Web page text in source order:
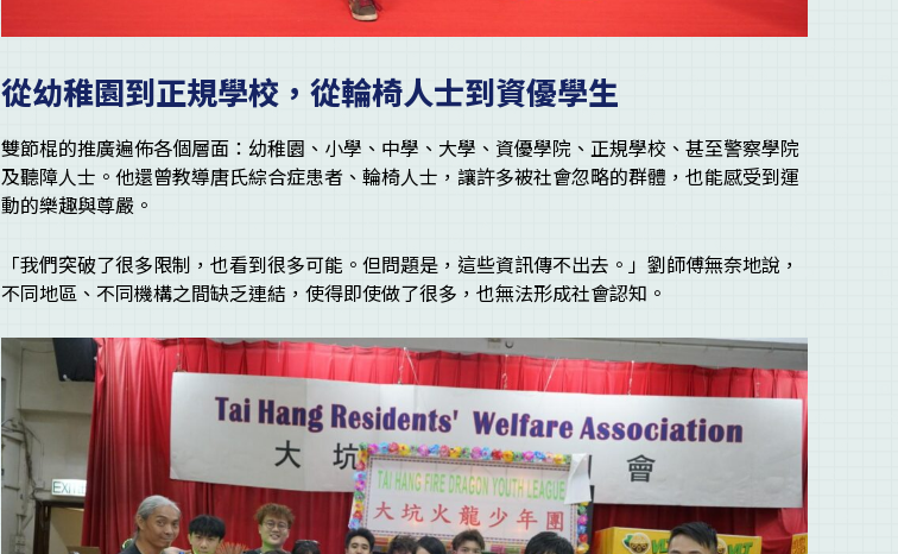
從幼稚園到正規學校，從輪椅人士到資優學生
雙節棍的推廣遍佈各個層面：幼稚園、小學、中學、大學、資優學院、正規學校、甚至警察學院
及聽障人士。他還曾教導唐氏綜合症患者、輪椅人士，讓許多被社會忽略的群體，也能感受到運
動的樂趣與尊嚴。
「我們突破了很多限制，也看到很多可能。但問題是，這些資訊傳不出去。」劉師傅無奈地說，
不同地區、不同機構之間缺乏連結，使得即使做了很多，也無法形成社會認知。